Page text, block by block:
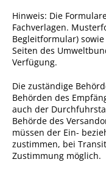
Hinweis: Die
Fachverlagen.
Begleitformular)
Seiten des
Verfügung.
Die zuständige
Behörden des
auch der
Behörde des
müssen der Ein-
zustimmen, bei
Zustimmung möglich.